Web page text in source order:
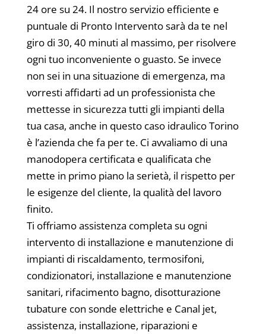
24 ore su 24. Il nostro servizio efficiente e
puntuale di Pronto Intervento sarà da te nel
giro di 30, 40 minuti al massimo, per risolvere
ogni tuo inconveniente o guasto. Se invece
non sei in una situazione di emergenza, ma
vorresti affidarti ad un professionista che
mettesse in sicurezza tutti gli impianti della
tua casa, anche in questo caso idraulico Torino
è l’azienda che fa per te. Ci avvaliamo di una
manodopera certificata e qualificata che
mette in primo piano la serietà, il rispetto per
le esigenze del cliente, la qualità del lavoro
finito.
Ti offriamo assistenza completa su ogni
intervento di installazione e manutenzione di
impianti di riscaldamento, termosifoni,
condizionatori, installazione e manutenzione
sanitari, rifacimento bagno, disotturazione
tubature con sonde elettriche e Canal jet,
assistenza, installazione, riparazioni e